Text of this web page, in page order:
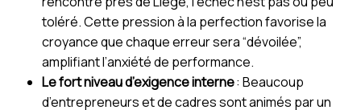
toléré. Cette pression à la perfection favorise la
croyance que chaque erreur sera “dévoilée”,
amplifiant l’anxiété de performance.
Le fort niveau d’exigence interne: Beaucoup
d’entrepreneurs et de cadres sont animés par un